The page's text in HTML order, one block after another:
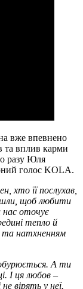
вже впевнено
та вплив карми
разу Юля
голос KOLA.
хто її послухав,
щоб любити
нас оточує
тепло й
та натхненням
А ти
І ця любов –
вірять у неї.